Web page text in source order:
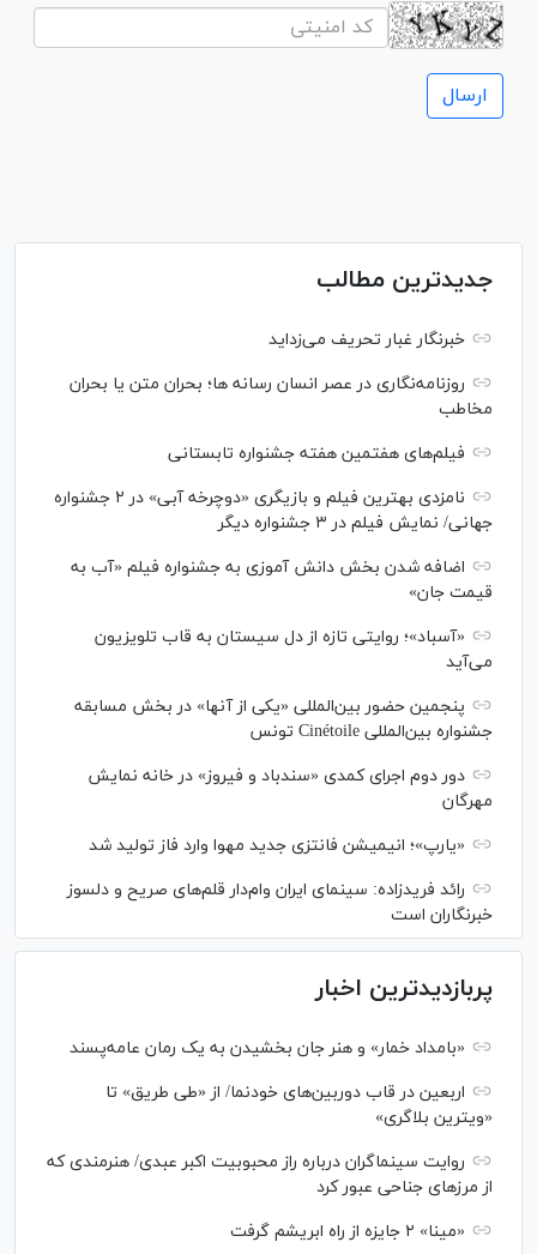
جدیدترین مطالب
خبرنگار غبار تحریف می‌زداید
روزنامه‌نگاری در عصر انسان رسانه ها؛ بحران متن یا بحران
مخاطب
فیلم‌های هفتمین هفته جشنواره تابستانی
نامزدی بهترین فیلم و بازیگری «دوچرخه آبی» در ۲ جشنواره
جهانی/ نمایش فیلم در ۳ جشنواره دیگر
اضافه شدن بخش دانش آموزی به جشنواره فیلم «آب به
قیمت جان»
«آسباد»؛ روایتی تازه از دل سیستان به قاب تلویزیون
می‌آید
پنجمین حضور بین‌المللی «یکی از آنها» در بخش مسابقه
جشنواره بین‌المللی Cinétoile تونس
دور دوم اجرای کمدی «سندباد و فیروز» در خانه نمایش
مهرگان
«یارپ»؛ انیمیشن فانتزی جدید مهوا وارد فاز تولید شد
رائد فریدزاده: سینمای ایران وام‌دار قلم‌های صریح و دلسوز
خبرنگاران است
پربازدیدترین اخبار
«بامداد خمار» و هنر جان بخشیدن به یک رمان عامه‌پسند
اربعین در قاب دوربین‌های خودنما/ از «طی طریق» تا
«ویترین بلاگری»
روایت سینماگران درباره راز محبوبیت اکبر عبدی/ هنرمندی که
از مرزهای جناحی عبور کرد
«مینا» ۲ جایزه از راه ابریشم گرفت